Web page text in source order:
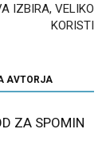
IZBIRA, VELIKO
KORISTI
AVTORJA
ZA SPOMIN